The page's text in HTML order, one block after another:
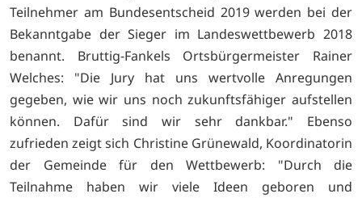
Teilnehmer am Bundesentscheid 2019 werden bei der
Bekanntgabe der Sieger im Landeswettbewerb 2018
benannt. Bruttig-Fankels Ortsbürgermeister Rainer
Welches: "Die Jury hat uns wertvolle Anregungen
gegeben, wie wir uns noch zukunftsfähiger aufstellen
können. Dafür sind wir sehr dankbar." Ebenso
zufrieden zeigt sich Christine Grünewald, Koordinatorin
der Gemeinde für den Wettbewerb: "Durch die
Teilnahme haben wir viele Ideen geboren und